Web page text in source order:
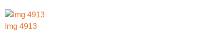
Img 4913